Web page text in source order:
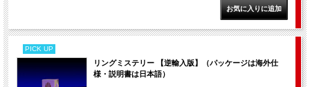
PICK UP
リングミステリー 【逆輸入版】（パッケージは海外仕
様・説明書は日本語）